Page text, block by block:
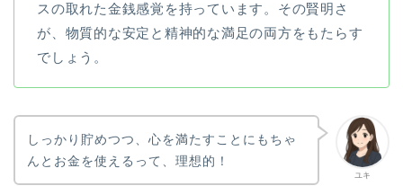
スの取れた金銭感覚を持っています。その賢明さ
が、物質的な安定と精神的な満足の両方をもたらす
でしょう。
ユキ
しっかり貯めつつ、心を満たすことにもちゃ
んとお金を使えるって、理想的！